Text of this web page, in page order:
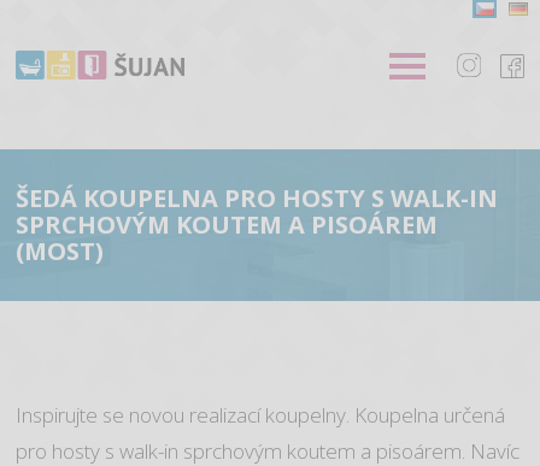
ŠEDÁ KOUPELNA PRO HOSTY S WALK-IN
SPRCHOVÝM KOUTEM A PISOÁREM
(MOST)
Inspirujte se novou realizací koupelny. Koupelna určená
pro hosty s walk-in sprchovým koutem a pisoárem. Navíc